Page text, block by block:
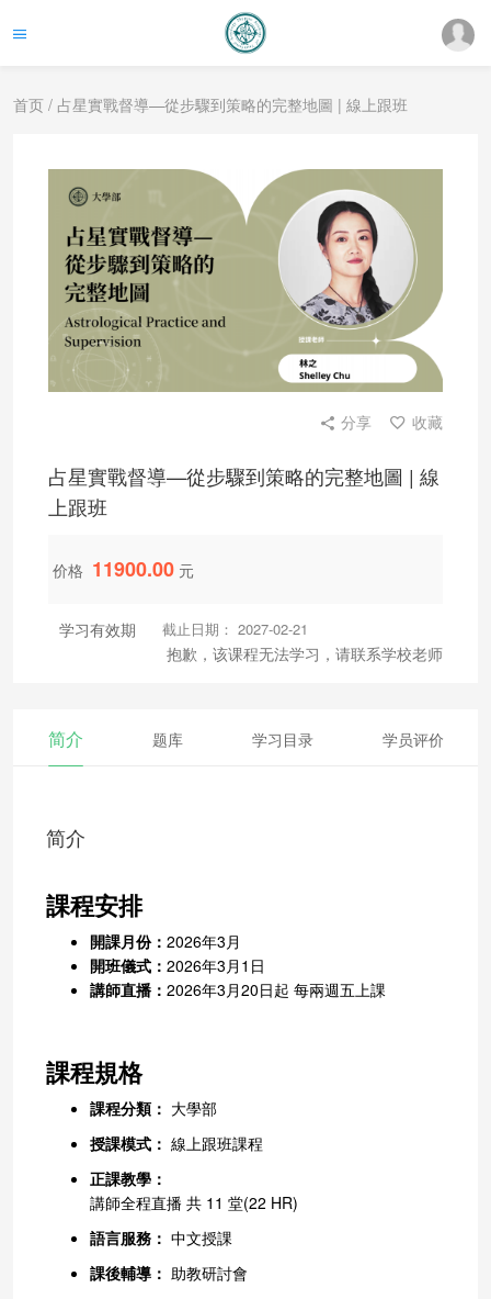
首页 / 占星實戰督導—從步驟到策略的完整地圖 | 線上跟班
分享 收藏
占星實戰督導—從步驟到策略的完整地圖 | 線
上跟班
价格 11900.00 元
学习有效期 截止日期： 2027-02-21
抱歉，该课程无法学习，请联系学校老师
简介 题库 学习目录 学员评价
简介
課程安排
開課月份： 2026年3月
開班儀式： 2026年3月1日
講師直播： 2026年3月20日起 每兩週五上課
課程規格
課程分類： 大學部
授課模式： 線上跟班課程
正課教學：
講師全程直播 共 11 堂(22 HR)
語言服務： 中文授課
課後輔導： 助教研討會